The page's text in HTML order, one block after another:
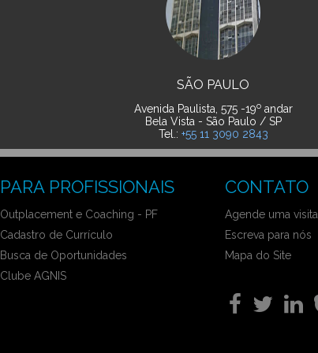
SÃO PAULO
Avenida Paulista, 575 -19oandar
Bela Vista - São Paulo / SP
Tel.: +55 11 3090 2843
PARA PROFISSIONAIS
Outplacement e Coaching - PF
Cadastro de Currículo
Busca de Oportunidades
Clube AGNIS
CONTATO
Agende uma visita
Escreva para nós
Mapa do Site